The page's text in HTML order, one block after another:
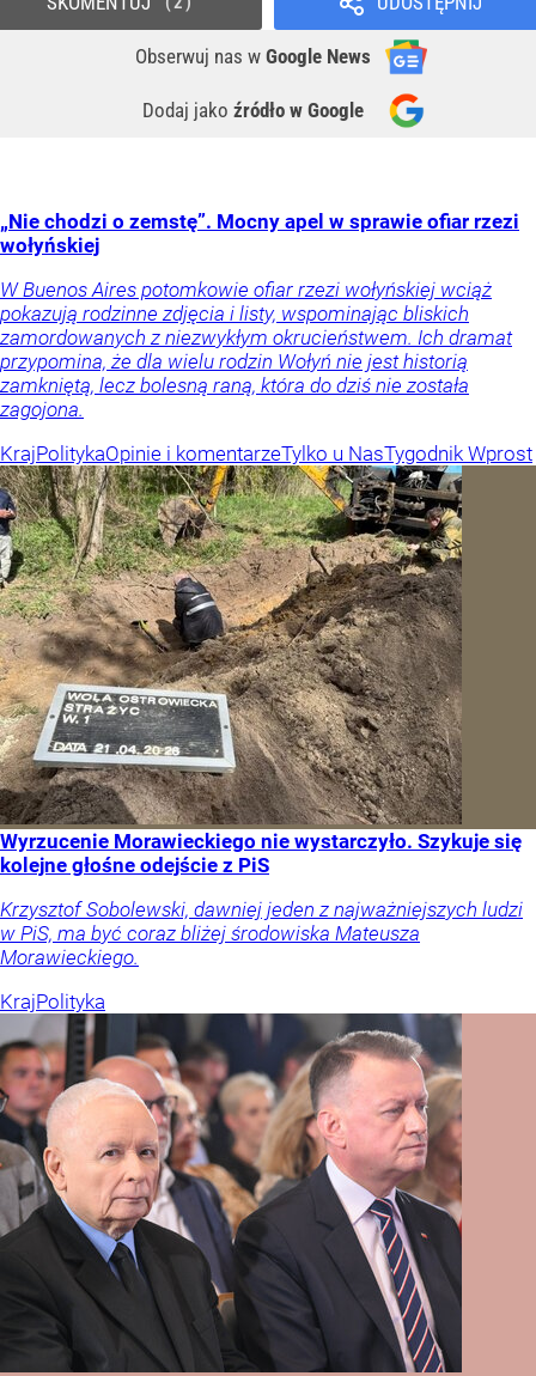
Obserwuj nas w Google News
Dodaj jako źródło w Google
„Nie chodzi o zemstę”. Mocny apel w sprawie ofiar rzezi
wołyńskiej
W Buenos Aires potomkowie ofiar rzezi wołyńskiej wciąż
pokazują rodzinne zdjęcia i listy, wspominając bliskich
zamordowanych z niezwykłym okrucieństwem. Ich dramat
przypomina, że dla wielu rodzin Wołyń nie jest historią
zamkniętą, lecz bolesną raną, która do dziś nie została
zagojona.
KrajPolitykaOpinie i komentarzeTylko u NasTygodnik Wprost
Wyrzucenie Morawieckiego nie wystarczyło. Szykuje się
kolejne głośne odejście z PiS
Krzysztof Sobolewski, dawniej jeden z najważniejszych ludzi
w PiS, ma być coraz bliżej środowiska Mateusza
Morawieckiego.
KrajPolityka